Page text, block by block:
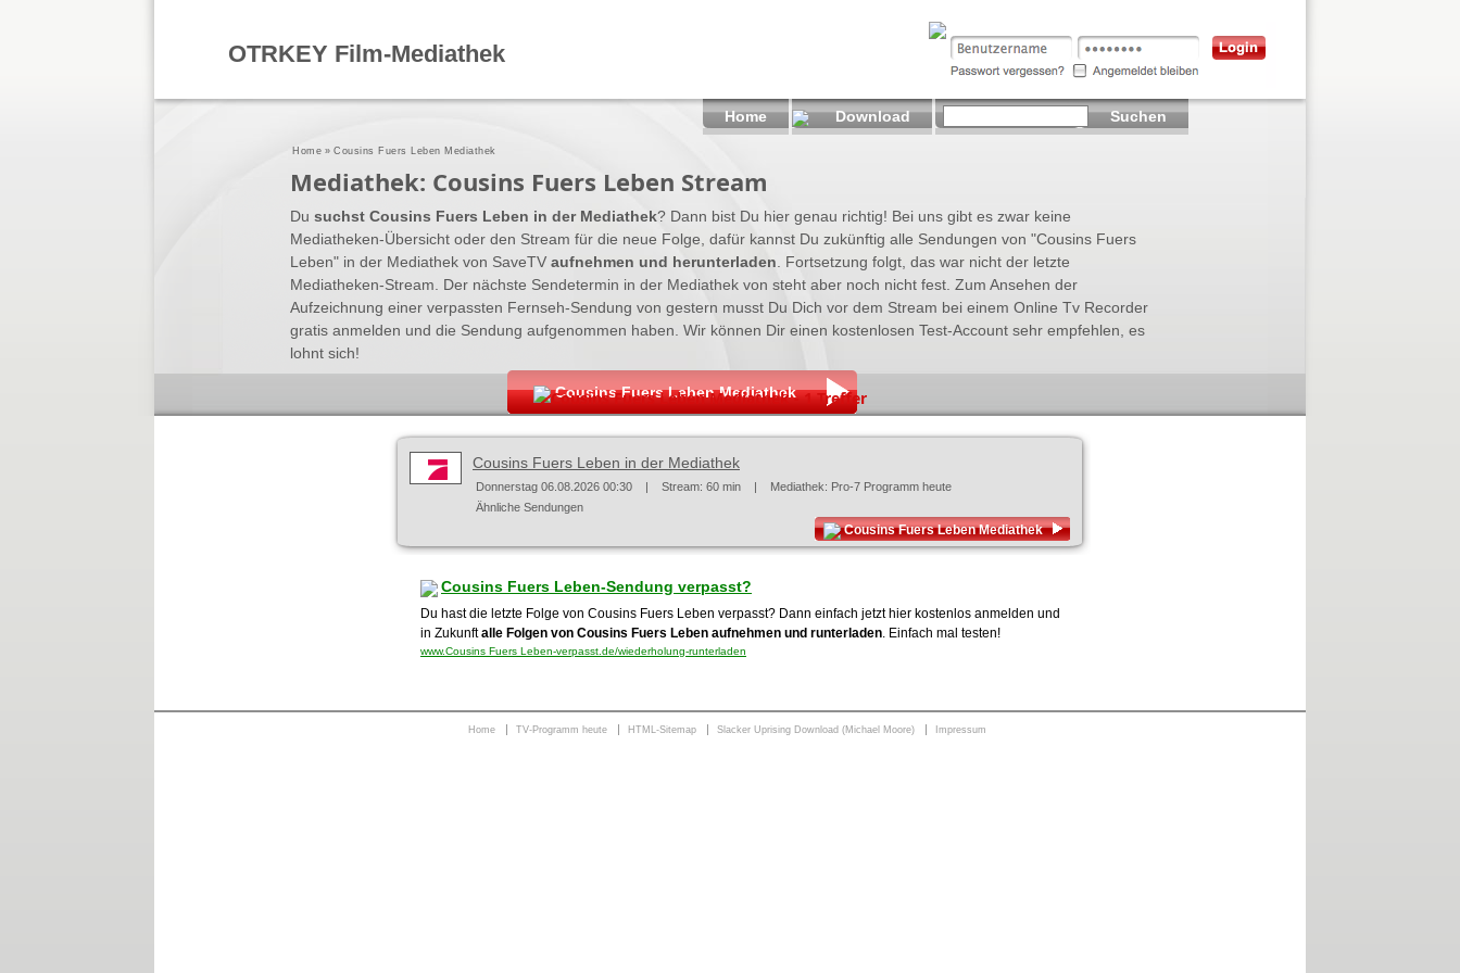
Mediathek: Cousins Fuers Leben Stream
Du suchst Cousins Fuers Leben in der Mediathek? Dann bist Du hier genau richtig! Bei uns gibt es zwar keine
Mediatheken-Übersicht oder den Stream für die neue Folge, dafür kannst Du zukünftig alle Sendungen von "Cousins Fuers
Leben" in der Mediathek von SaveTV aufnehmen und herunterladen . Fortsetzung folgt, das war nicht der letzte
Mediatheken-Stream. Der nächste Sendetermin in der Mediathek von steht aber noch nicht fest. Zum Ansehen der
Aufzeichnung einer verpassten Fernseh-Sendung von gestern musst Du Dich vor dem Stream bei einem Online Tv Recorder
gratis anmelden und die Sendung aufgenommen haben. Wir können Dir einen kostenlosen Test-Account sehr empfehlen, es
lohnt sich!
Cousins Fuers Leben Mediathek
Cousins Fuers Leben Mediathek - 1 Treffer
Cousins Fuers Leben in der Mediathek
Donnerstag 06.08.2026 00:30 | Stream: 60 min | Mediathek: Pro-7 Programm heute
Ähnliche Sendungen
Cousins Fuers Leben Mediathek
Cousins Fuers Leben-Sendung verpasst?
Du hast die letzte Folge von Cousins Fuers Leben verpasst? Dann einfach jetzt hier kostenlos anmelden und
in Zukunftalle Folgen von Cousins Fuers Leben aufnehmen und runterladen. Einfach mal testen!
www.Cousins Fuers Leben-verpasst.de/wiederholung-runterladen
Home »Cousins Fuers Leben Mediathek
OTRKEY Film-Mediathek
Home Download Suchen
Home TV-Programm heute HTML-Sitemap Slacker Uprising Download (Michael Moore) Impressum